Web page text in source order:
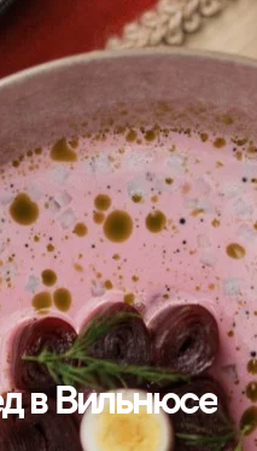
в Вильнюсе